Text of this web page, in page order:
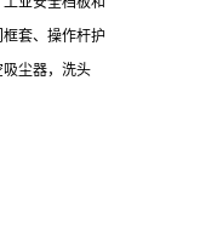
套、操作杆护
尘器，洗头